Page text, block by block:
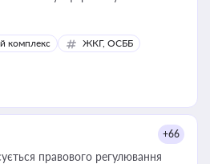
комплекс ЖКГ, ОСББ
+66
правового регулювання